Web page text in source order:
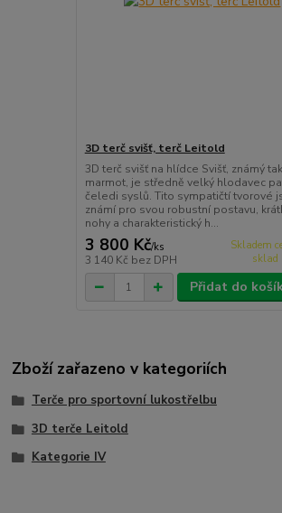
3D terč svišť, terč Leitold
3D terč svišť na hlídce Svišť, známý
marmot, je středně velký hlodavec
čeledi syslů. Tito sympatičtí tvorové
známí pro svou robustní postavu,
nohy a charakteristický h...
3 800 Kč/ks
3 140 Kč bez DPH
Skladem
sklad
Přidat do
Zboží zařazeno v kategoriích
Terče pro sportovní lukostřelbu
3D terče Leitold
Kategorie IV